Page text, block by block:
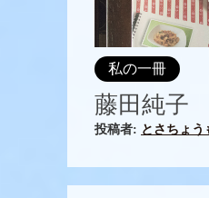
私の一冊
藤田純子
投稿者: とさちょう